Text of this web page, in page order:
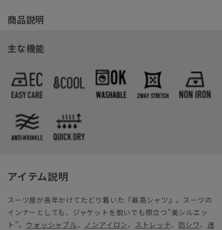
商品説明
主な機能
アイテム説明
スーツ屋が長年かけてたどり着いた『最高シャツ』。スーツの
インナーとしても、ジャケットを脱いでも際立つ”美シルエッ
ト”。 ウォッシャブル、 ノンアイロン、 ストレッチ、 防シワ、 速